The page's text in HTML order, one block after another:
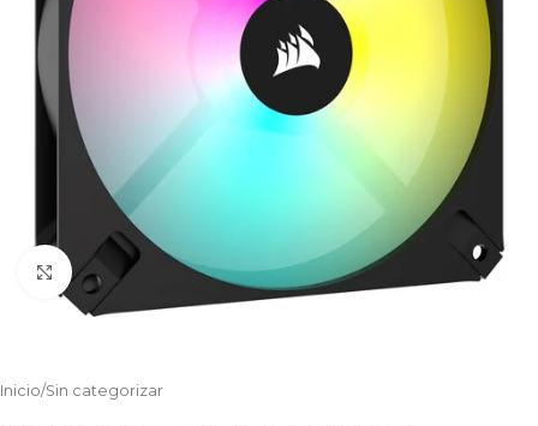
Clic para ampliar
Inicio/Sin categorizar